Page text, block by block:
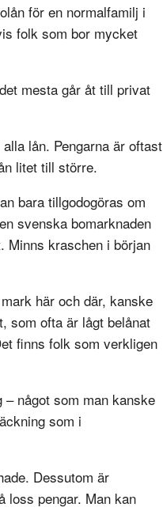
för en normalfamilj i
folk som bor mycket
mesta går åt till privat
lån. Pengarna är oftast
litet till större.
bara tillgodogöras om
svenska bomarknaden
Minns kraschen i början
här och där, kanske
som ofta är lågt belånat
finns folk som verkligen
något som man kanske
som i
Dessutom är
loss pengar. Man kan